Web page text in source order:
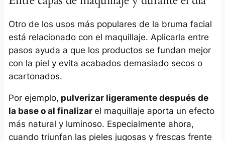
Otro de los usos más populares de la bruma facial
está relacionado con el maquillaje. Aplicarla entre
pasos ayuda a que los productos se fundan mejor
con la piel y evita acabados demasiado secos o
acartonados.
Por ejemplo, pulverizar ligeramente después de
la base o al finalizar el maquillaje aporta un efecto
más natural y luminoso. Especialmente ahora,
cuando triunfan las pieles jugosas y frescas frente